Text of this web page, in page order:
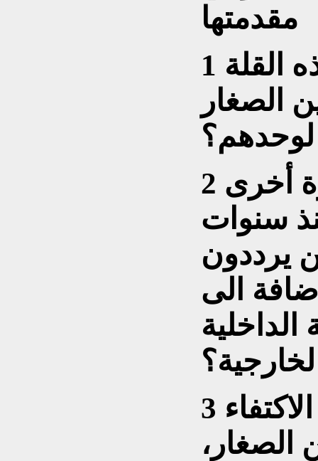
مقدمتها
1 ـــ هل من المعقول هذه القلة
الصغار
لوحدهم؟
2 ــ ماذا عن أسماء كبيرة أخرى
سنوات
يرددون
الى
الداخلية
3 ــ هل هناك حملة أخرى ام الاكتفاء
الصغار،